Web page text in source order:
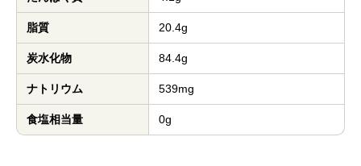
脂質 20.4g
炭水化物 84.4g
ナトリウム 539mg
食塩相当量 0g